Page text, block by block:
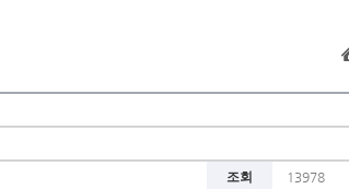
조회 13978